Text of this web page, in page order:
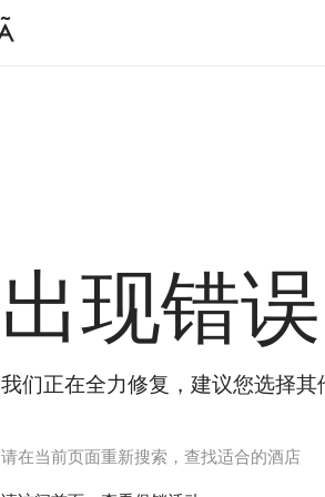
出现错误
我们正在全力修复，建议您选择其
请在当前页面重新搜索，查找适合的酒店